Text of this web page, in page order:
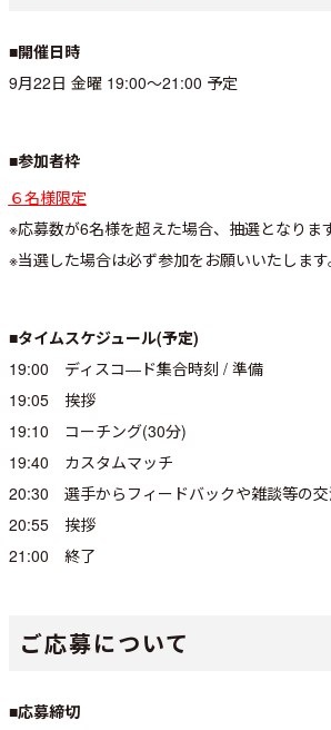
■開催日時
9月22日 金曜 19:00～21:00 予定
■参加者枠
６名様限定
※応募数が6名様を超えた場合、抽選となります
※当選した場合は必ず参加をお願いいたします
■タイムスケジュール(予定)
19:00 ディスコ―ド集合時刻 / 準備
19:05 挨拶
19:10 コーチング(30分)
19:40 カスタムマッチ
20:30 選手からフィードバックや雑談等の
20:55 挨拶
21:00 終了
ご応募について
■応募締切